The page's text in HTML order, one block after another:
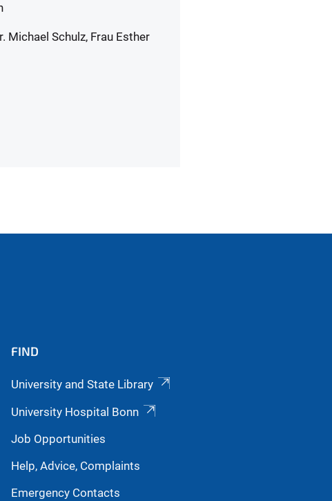
Michael Schulz, Frau Esther
FIND
University and State Library
University Hospital Bonn
Job Opportunities
Help, Advice, Complaints
Emergency Contacts